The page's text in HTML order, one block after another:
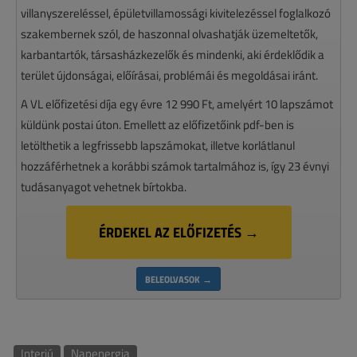
villanyszereléssel, épületvillamossági kivitelezéssel foglalkozó
szakembernek szól, de haszonnal olvashatják üzemeltetők,
karbantartók, társasházkezelők és mindenki, aki érdeklődik a
terület újdonságai, előírásai, problémái és megoldásai iránt.
A VL előfizetési díja egy évre 12 990 Ft, amelyért 10 lapszámot
küldünk postai úton. Emellett az előfizetőink pdf-ben is
letölthetik a legfrissebb lapszámokat, illetve korlátlanul
hozzáférhetnek a korábbi számok tartalmához is, így 23 évnyi
tudásanyagot vehetnek bírtokba.
ÉRDEKEL AZ ELŐFIZETÉS →
BELEOLVASOK →
Interjú Napenergia